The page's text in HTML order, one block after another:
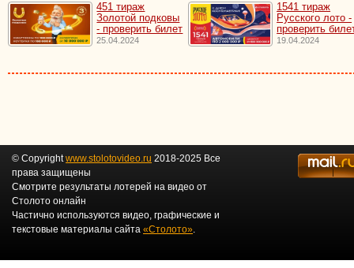
451 тираж
Золотой подковы
- проверить билет
25.04.2024
1541 тираж
Русского лото -
проверить
19.04.2024
© Copyrightwww.stolotovideo.ru 2018-2025 Все
права защищены
Смотрите результаты лотерей на видео от
Столото онлайн
Частично используются видео, графические и
текстовые материалы сайта «Столото».